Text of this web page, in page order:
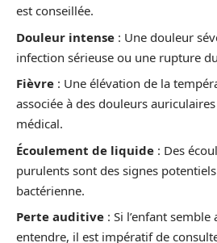
est conseillée.
Douleur intense : Une douleur
infection sérieuse ou une rupture
Fièvre : Une élévation de la
associée à des douleurs
médical.
Écoulement de liquide : Des
purulents sont des signes
bactérienne.
Perte auditive : Si l’enfant
entendre, il est impératif de